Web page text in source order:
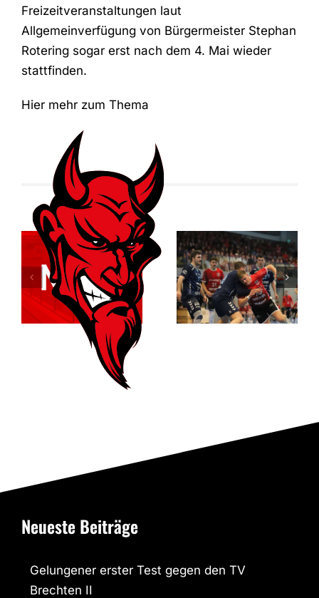
Freizeitveranstaltungen laut
Allgemeinverfügung von Bürgermeister Stephan
Rotering sogar erst nach dem 4. Mai wieder
stattfinden.
Hier mehr zum Thema
Relegationsspiel
abgesagt –
RSV verbleibt
in der
Verbandsliga
Dortmund
entreißt dem
RSV
Altenbögge
die
Neueste Beiträge
Gelungener erster Test gegen den TV
Brechten II